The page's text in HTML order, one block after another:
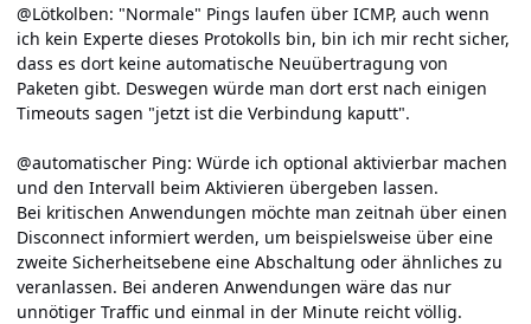
@Lötkolben: "Normale" Pings laufen über ICMP, auch wenn
ich kein Experte dieses Protokolls bin, bin ich mir recht sicher,
dass es dort keine automatische Neuübertragung von
Paketen gibt. Deswegen würde man dort erst nach einigen
Timeouts sagen "jetzt ist die Verbindung kaputt".
@automatischer Ping: Würde ich optional aktivierbar machen
und den Intervall beim Aktivieren übergeben lassen.
Bei kritischen Anwendungen möchte man zeitnah über einen
Disconnect informiert werden, um beispielsweise über eine
zweite Sicherheitsebene eine Abschaltung oder ähnliches zu
veranlassen. Bei anderen Anwendungen wäre das nur
unnötiger Traffic und einmal in der Minute reicht völlig.